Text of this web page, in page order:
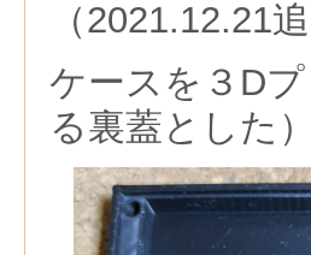
（2021.12.21追
ケースを３D
る裏蓋とした）